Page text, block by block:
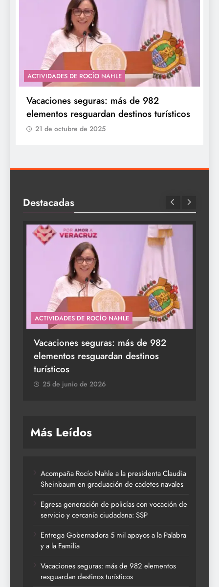
ACTIVIDADES DE ROCÍO NAHLE
Vacaciones seguras: más de 982
elementos resguardan destinos turísticos
21 de octubre de 2025
Destacadas
ACTIVIDADES DE ROCÍO NAHLE
Vacaciones seguras: más de 982
elementos resguardan destinos
turísticos
25 de junio de 2026
Más Leídos
Acompaña Rocío Nahle a la presidenta Claudia
Sheinbaum en graduación de cadetes navales
Egresa generación de policías con vocación de
servicio y cercanía ciudadana: SSP
Entrega Gobernadora 5 mil apoyos a la Palabra
y a la Familia
Vacaciones seguras: más de 982 elementos
resguardan destinos turísticos